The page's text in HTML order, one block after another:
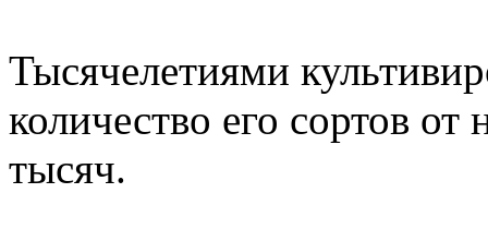
Тысячелетиями
количество его сортов
тысяч.